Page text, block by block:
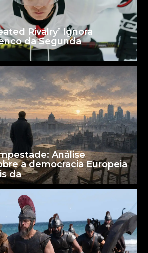
Rivalry’ Ignora
da Segunda
Análise
a democracia Europeia
da